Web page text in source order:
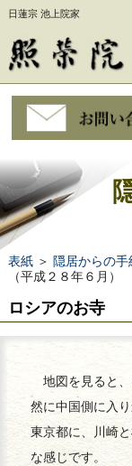
日蓮宗 池上院家
表紙＞ 隠居からの手
（平成２８年６月）
ロシアのお寺
地図を見ると、
然に中国側に入
東京都に、川崎
な感じです。